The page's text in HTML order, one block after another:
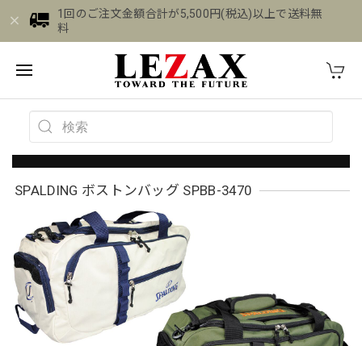
1回のご注文金額合計が5,500円(税込)以上で送料無
料
SPALDING ボストンバッグ SPBB-3470